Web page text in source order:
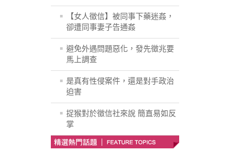
【女人徵信】被同事下藥迷姦，
卻遭同事妻子告通姦
避免外遇問題惡化，發先徵兆要
馬上調查
是真有性侵案件，還是對手政治
迫害
捉猴對於徵信社來說 簡直易如反
掌